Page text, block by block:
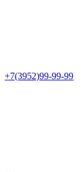
+7(3952)99-99-99